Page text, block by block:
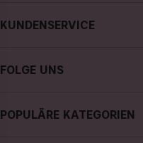
Über CAIA Cosmetics
Datenschutzerklärung
KUNDENSERVICE
Kauf widerrufen
FOLGE UNS
Facebook
POPULÄRE KATEGORIEN